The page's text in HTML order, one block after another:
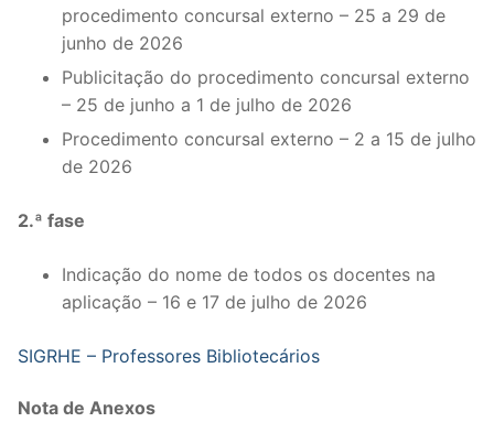
1º CICLO
ENSINO ARTÍSTICO
EDUCAÇÃO ESPECIAL
PARTICULAR / IPSS / MISERICÓRDIAS
PROFESSORES CONTRATADOS
DOCENTES APOSENTADOS
Formação
procedimento concursal externo – 25 a 29 de
junho de 2026
Publicitação do procedimento concursal externo
– 25 de junho a 1 de julho de 2026
Procedimento concursal externo – 2 a 15 de julho
de 2026
2.ª fase
Indicação do nome de todos os docentes na
aplicação – 16 e 17 de julho de 2026
SIGRHE – Professores Bibliotecários
Nota de Anexos